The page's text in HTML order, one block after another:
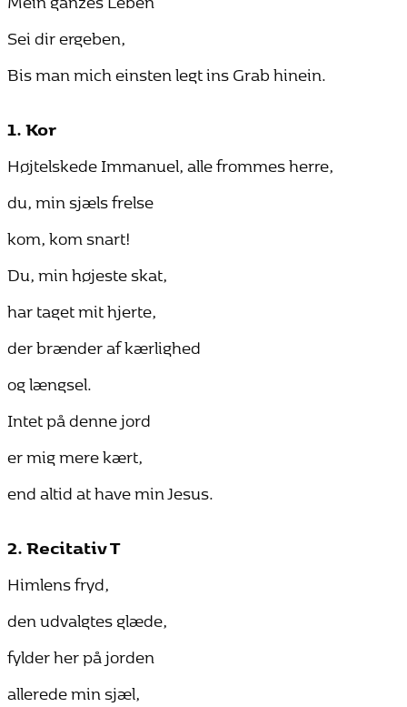
Sei dir ergeben,
Bis man mich einsten legt ins Grab hinein.
1. Kor
Højtelskede Immanuel, alle frommes herre,
du, min sjæls frelse
kom, kom snart!
Du, min højeste skat,
har taget mit hjerte,
der brænder af kærlighed
og længsel.
Intet på denne jord
er mig mere kært,
end altid at have min Jesus.
2. Recitativ T
Himlens fryd,
den udvalgtes glæde,
fylder her på jorden
allerede min sjæl,